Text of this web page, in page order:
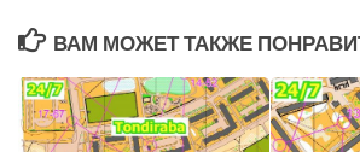
ВАМ МОЖЕТ ТАКЖЕ